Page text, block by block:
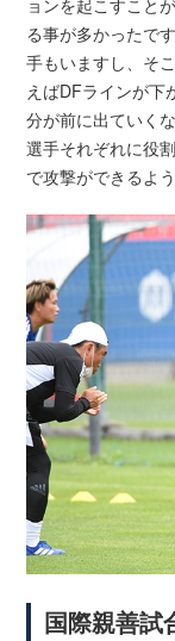
る事が多かったで
手もいますし、そ
えばDFラインが下
分が前に出ていく
選手それぞれに役
で攻撃ができるよ
国際親善試